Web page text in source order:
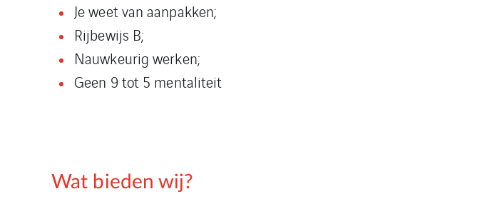
Je weet van aanpakken;
Rijbewijs B;
Nauwkeurig werken;
Geen 9 tot 5 mentaliteit
Wat bieden wij?